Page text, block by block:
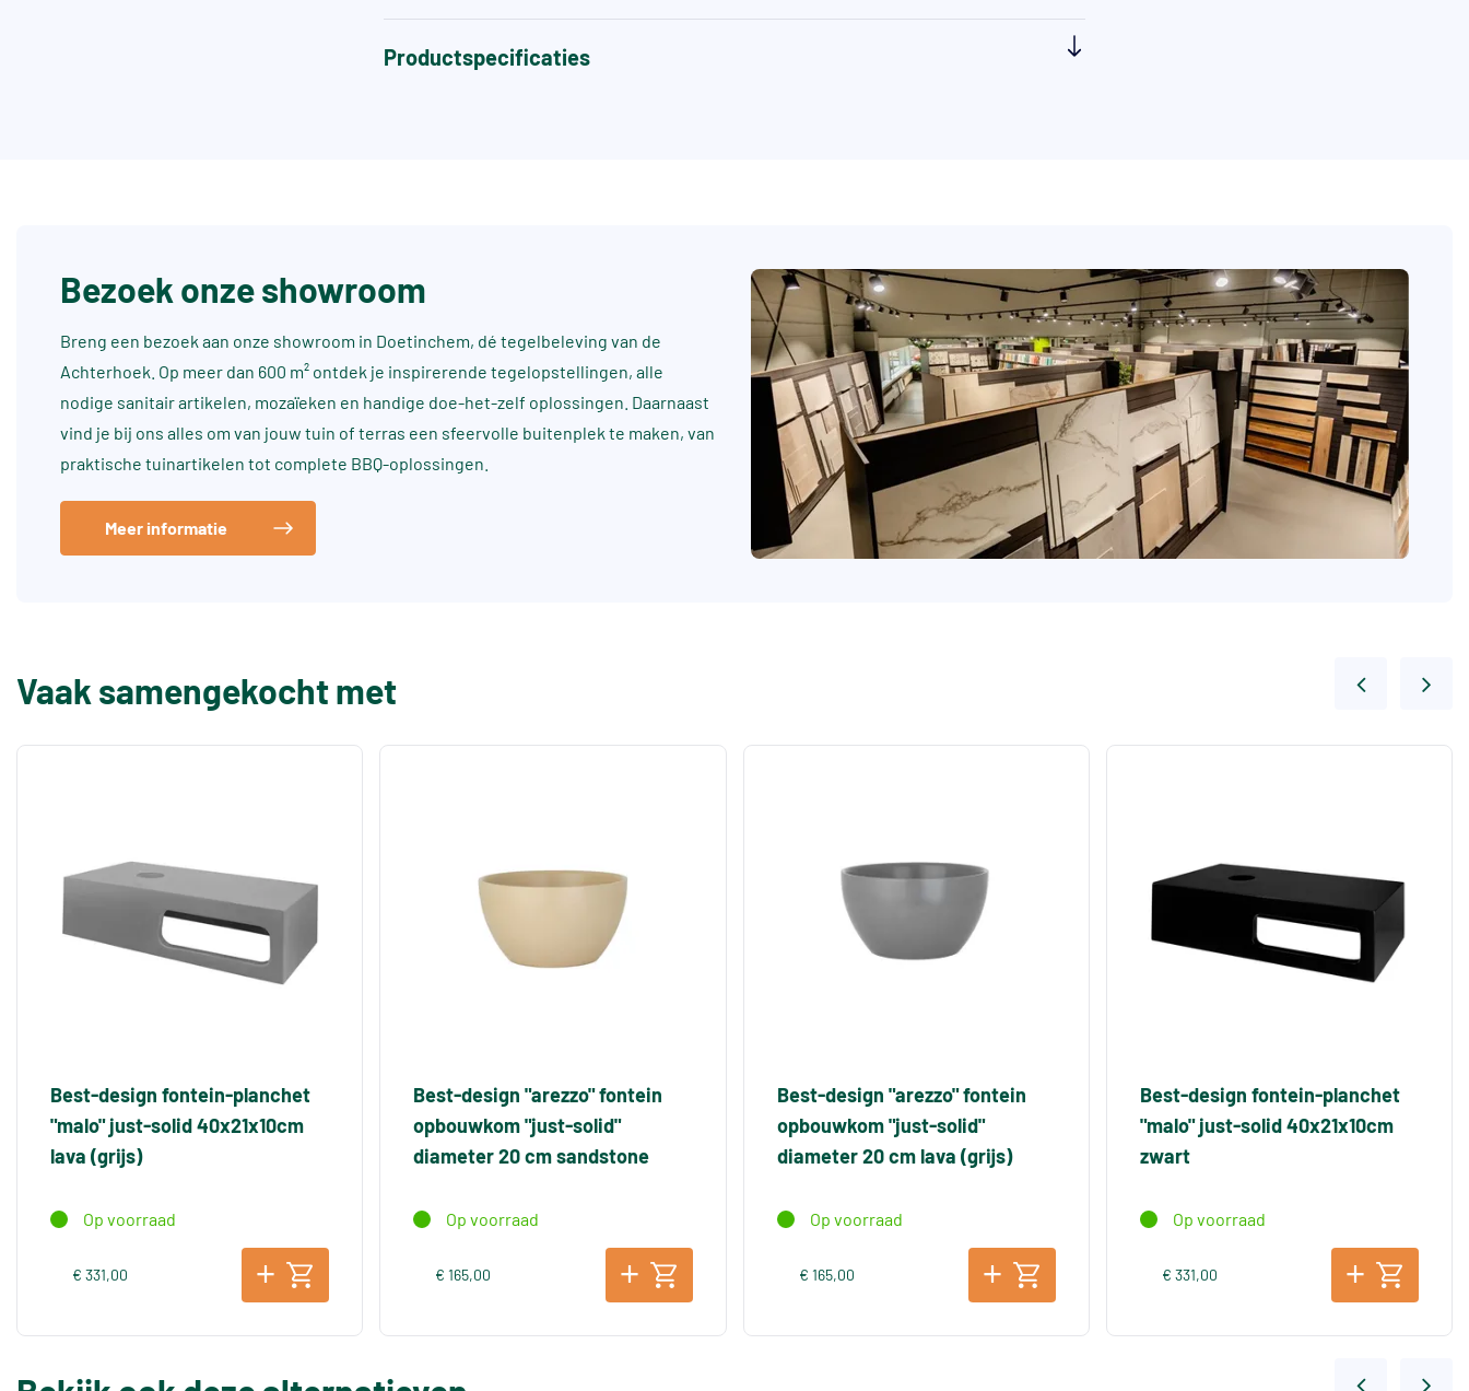
Productspecificaties
Bezoek onze showroom
Breng een bezoek aan onze showroom in Doetinchem, dé tegelbeleving van de
Achterhoek. Op meer dan 600 m² ontdek je inspirerende tegelopstellingen, alle
nodige sanitair artikelen, mozaïeken en handige doe-het-zelf oplossingen. Daarnaast
vind je bij ons alles om van jouw tuin of terras een sfeervolle buitenplek te maken, van
praktische tuinartikelen tot complete BBQ-oplossingen.
Meer informatie
Vaak samengekocht met
Best-design fontein-planchet
"malo" just-solid 40x21x10cm
lava (grijs)
Op voorraad
€ 331,00
Best-design "arezzo" fontein
opbouwkom "just-solid"
diameter 20 cm sandstone
Op voorraad
€ 165,00
Best-design "arezzo" fontein
opbouwkom "just-solid"
diameter 20 cm lava (grijs)
Op voorraad
€ 165,00
Best-design fontein-planchet
"malo" just-solid 40x21x10cm
zwart
Op voorraad
€ 331,00